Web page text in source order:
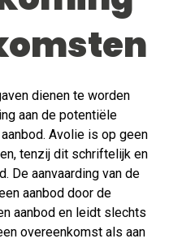
dienen te worden
aan de potentiële
Avolie is op geen
tenzij dit schriftelijk en
De aanvaarding van de
aanbod door de
aanbod en leidt slechts
overeenkomst als aan